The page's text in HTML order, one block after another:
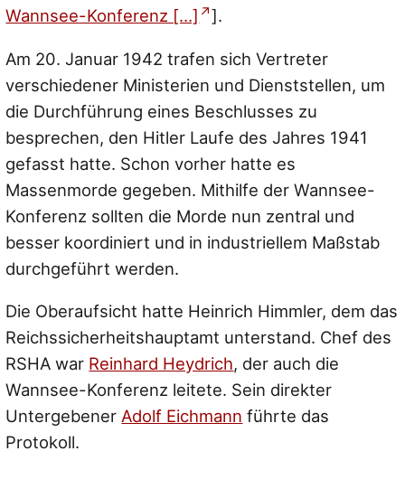
Wannsee-Konferenz […]
].
Am 20. Januar 1942 trafen sich Vertreter
verschiedener Ministerien und Dienststellen, um
die Durchführung eines Beschlusses zu
besprechen, den Hitler Laufe des Jahres 1941
gefasst hatte. Schon vorher hatte es
Massenmorde gegeben. Mithilfe der Wannsee-
Konferenz sollten die Morde nun zentral und
besser koordiniert und in industriellem Maßstab
durchgeführt werden.
Die Oberaufsicht hatte Heinrich Himmler, dem das
Reichssicherheitshauptamt unterstand. Chef des
RSHA war Reinhard Heydrich, der auch die
Wannsee-Konferenz leitete. Sein direkter
UntergebenerAdolf Eichmann führte das
Protokoll.